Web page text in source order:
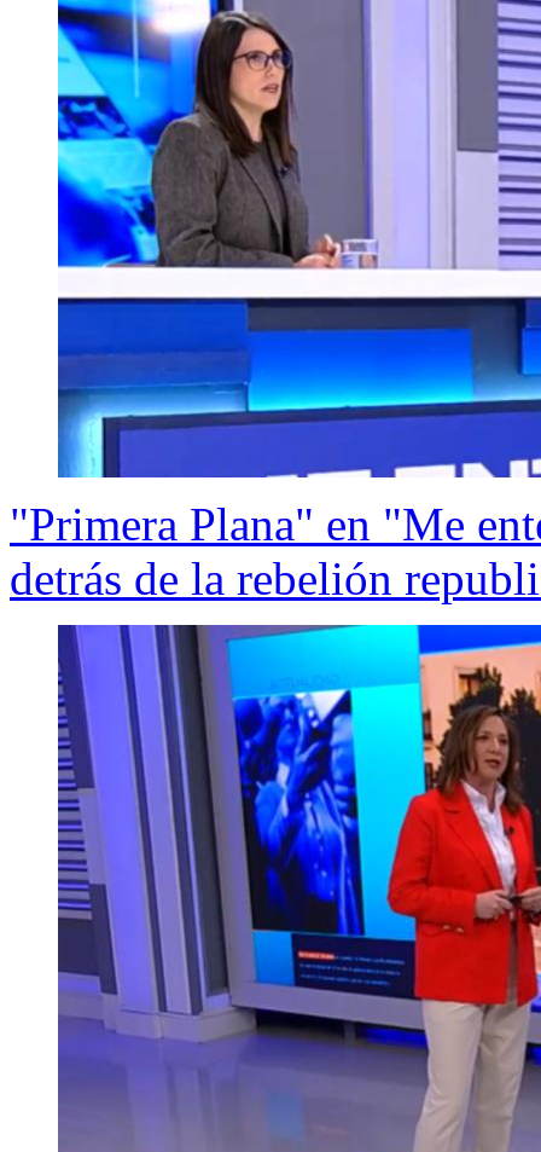
"Primera Plana" en "Me
detrás de la rebelión